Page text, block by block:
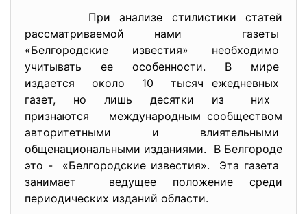
При анализе стилистики статей
рассматриваемой нами газеты
«Белгородские известия» необходимо
учитывать ее особенности. В мире
издается около 10 тысяч ежедневных
газет, но лишь десятки из них
признаются международным сообществом
авторитетными и влиятельными
общенациональными изданиями. В Белгороде
это - «Белгородские известия». Эта газета
занимает ведущее положение среди
периодических изданий области.